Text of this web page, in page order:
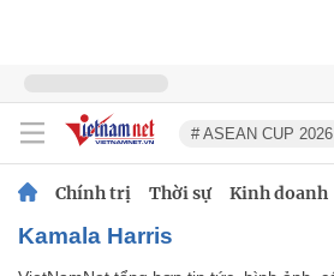
# ASEAN CUP 2026
Chính trị Thời sự Kinh doanh
Kamala Harris